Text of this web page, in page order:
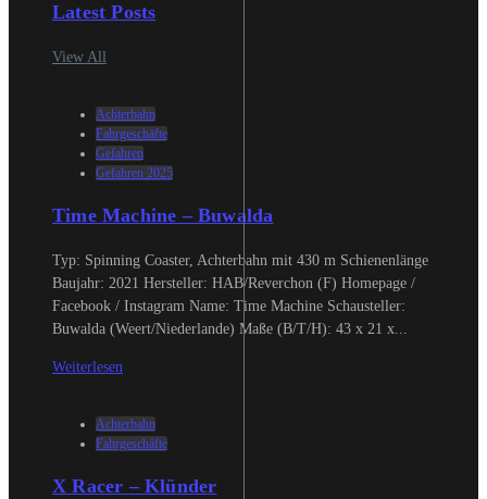
Latest Posts
View All
Achterbahn
Fahrgeschäfte
Gefahren
Gefahren 2025
Time Machine – Buwalda
Typ: Spinning Coaster, Achterbahn mit 430 m Schienenlänge
Baujahr: 2021 Hersteller: HAB/Reverchon (F) Homepage /
Facebook / Instagram Name: Time Machine Schausteller:
Buwalda (Weert/Niederlande) Maße (B/T/H): 43 x 21 x...
Weiterlesen
Achterbahn
Fahrgeschäfte
X Racer – Klünder